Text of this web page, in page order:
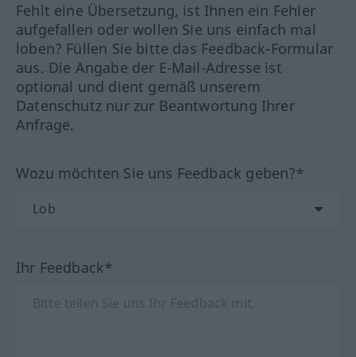
Fehlt eine Übersetzung, ist Ihnen ein Fehler
aufgefallen oder wollen Sie uns einfach mal
loben? Füllen Sie bitte das Feedback-Formular
aus. Die Angabe der E-Mail-Adresse ist
optional und dient gemäß unserem
Datenschutz nur zur Beantwortung Ihrer
Anfrage.
Wozu möchten Sie uns Feedback geben?*
Ihr Feedback*